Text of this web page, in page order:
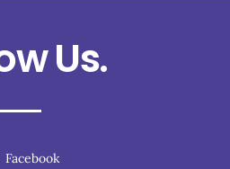
Us.
Facebook